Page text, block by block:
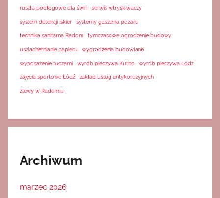
ruszta podłogowe dla świń serwis wtryskiwaczy
system detekcji iskier systemy gaszenia pożaru
technika sanitarna Radom tymczasowe ogrodzenie budowy
uszlachetnianie papieru wygrodzenia budowlane
wyposażenie tuczarni wyrób pieczywa Kutno wyrób pieczywa Łódź
zajęcia sportowe Łódź zakład usług antykorozyjnych
zlewy w Radomiu
Archiwum
marzec 2026